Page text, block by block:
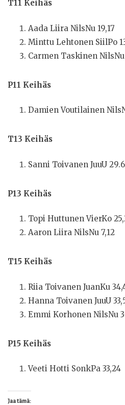
T11 Keihäs
Aada Liira NilsNu 19,17
Minttu Lehtonen SiilPo
Carmen Taskinen
P11 Keihäs
Damien Voutilainen
T13 Keihäs
Sanni Toivanen JuuU
P13 Keihäs
Topi Huttunen VierKo
Aaron Liira NilsNu 7,12
T15 Keihäs
Riia Toivanen JuanKu
Hanna Toivanen JuuU
Emmi Korhonen NilsNu
P15 Keihäs
Veeti Hotti SonkPa 33,24
Jaa tämä: